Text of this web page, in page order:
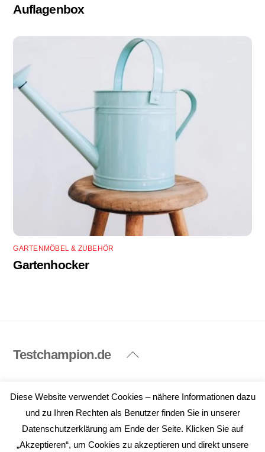
Auflagenbox
GARTENMÖBEL & ZUBEHÖR
Gartenhocker
Back
Testchampion.de
Diese Website verwendet Cookies – nähere Informationen dazu
und zu Ihren Rechten als Benutzer finden Sie in unserer
Datenschutzerklärung am Ende der Seite. Klicken Sie auf
„Akzeptieren“, um Cookies zu akzeptieren und direkt unsere